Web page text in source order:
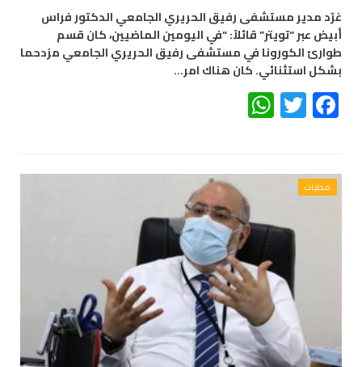
غرّد مدير مستشفى رفيق الحريري الجامعي الدكتور فراس
أبيض عبر “تويتر” قائلاً: “في اليومين الماضيين، كان قسم
طوارئ الكورونا في مستشفى رفيق الحريري الجامعي مزدحما
بشكل استثنائي. كان هناك امر…
Facebook
Twitter
محليات